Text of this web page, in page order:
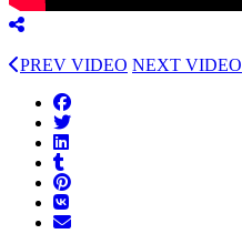
PREV VIDEO NEXT VIDEO